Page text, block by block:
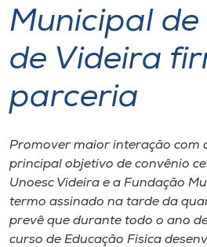
Pesquisa
Atendimento ao Estudante
Portal de Ensino
A
Unoesc
Internacionalização
Municipal
de Videira
parceria
Promover maior interação com
principal objetivo de convênio
Unoesc Videira e a ​Fundação
termo assinado na tarde da
prevê que durante todo o ano​
curso de Educação Física